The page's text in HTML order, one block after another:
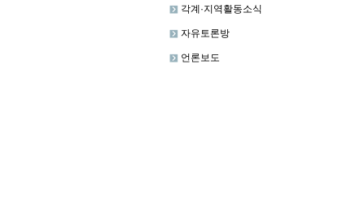
각계·지역활동소식
자유토론방
언론보도